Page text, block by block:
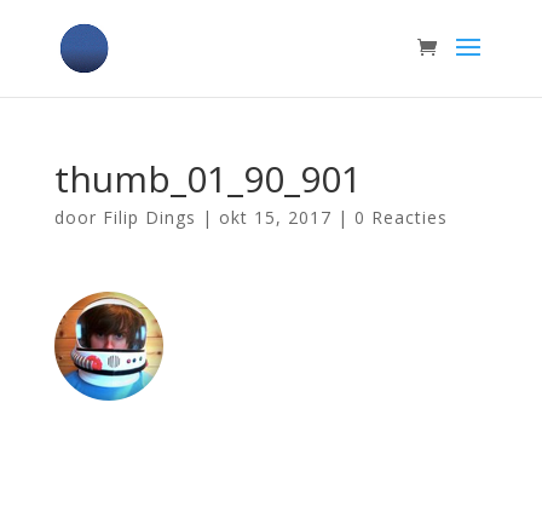
thumb_01_90_901
door Filip Dings | okt 15, 2017 | 0 Reacties